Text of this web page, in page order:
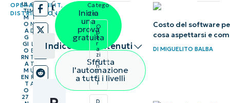
OPERAZIONI IT,
DISTRIBUZIONE DEI SOFTWARE
/
UL
TI
M
O
A
G
GI
O
RN
A
M
EN
T
O
27
4
M
I
N
D
L
E
T
T
U
R
A
Indice dei contenuti
Riepilogo
Punti
Inizia
una
prova
gratuita
Sfrutta
l'automazione
a tutti i livelli
Catego
rie:
O
p
e
r
a
zi
o
n
i
I
T
Costo del software
cosa aspettarsi e
DIMIGUELITO BALBA